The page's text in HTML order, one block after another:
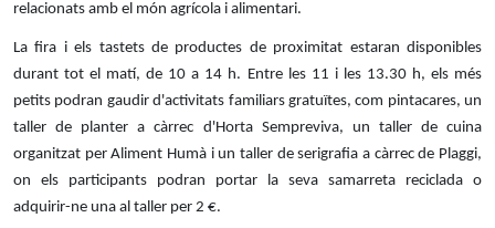
relacionats amb el món agrícola i alimentari.
La fira i els tastets de productes de proximitat estaran disponibles
durant tot el matí, de 10 a 14 h. Entre les 11 i les 13.30 h, els més
petits podran gaudir d'activitats familiars gratuïtes, com pintacares, un
taller de planter a càrrec d'Horta Sempreviva, un taller de cuina
organitzat per Aliment Humà i un taller de serigrafia a càrrec de Plaggi,
on els participants podran portar la seva samarreta reciclada o
adquirir-ne una al taller per 2 €.